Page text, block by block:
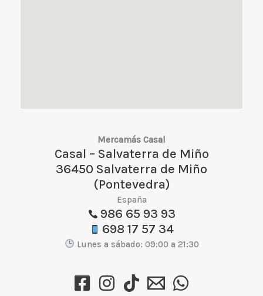
Mercamás Casal
Casal – Salvaterra de Miño
36450 Salvaterra de Miño
(Pontevedra)
España
986 65 93 93
698 17 57 34
Lunes a sábado: 09:00 a 21:30